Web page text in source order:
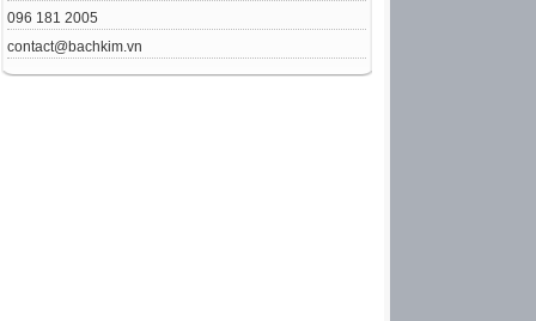
096 181 2005
contact@bachkim.vn